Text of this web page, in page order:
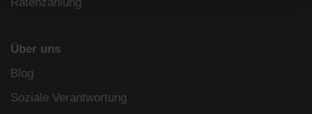
Über uns
Blog
Soziale Verantwortung